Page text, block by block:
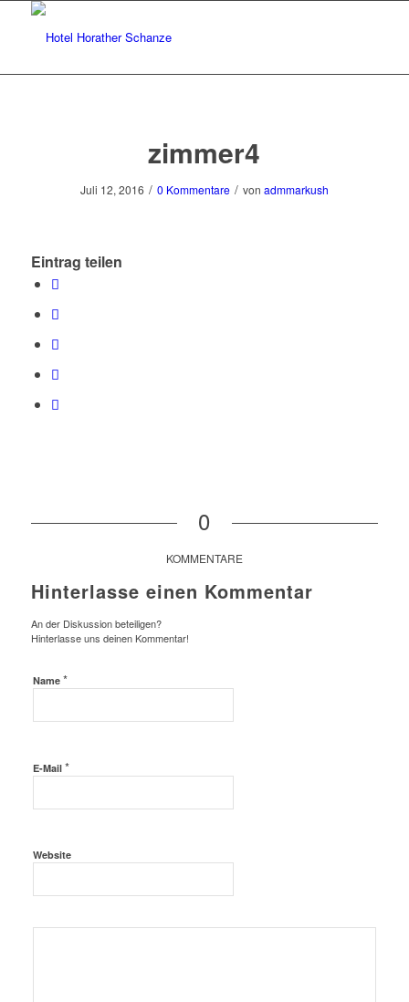
zimmer4
Juli 12, 2016 / 0 Kommentare / von admmarkush
Eintrag teilen
0
KOMMENTARE
Hinterlasse einen Kommentar
An der Diskussion beteiligen?
Hinterlasse uns deinen Kommentar!
Name *
E-Mail *
Website